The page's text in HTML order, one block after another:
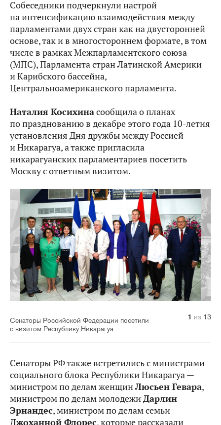
Собеседники подчеркнули настрой
на интенсификацию взаимодействия между
парламентами двух стран как на двусторонней
основе, так и в многостороннем формате, в том
числе в рамках Межпарламентского союза
(МПС), Парламента стран Латинской Америки
и Карибского бассейна,
Центральноамериканского парламента.
Наталия Косихинасообщила о планах
по празднованию в декабре этого года 10-летия
установления Дня дружбы между Россией
и Никарагуа, а также пригласила
никарагуанских парламентариев посетить
Москву с ответным визитом.
Сенаторы Российской Федерации посетили
с визитом Республику Никарагуа
1 из 13
2 из 13
3 из 13
4 из 13
5 из 13
6 из 13
7 из 13
8 из 13
9 из 13
10 из 13
11 из 13
12 из 13
13 из 13
Сенаторы РФ также встретились с министрами
социального блока Республики Никарагуа —
министром по делам женщинЛюсьен Гевара,
министром по делам молодежиДарлин
Эрнандес, министром по делам семьи
Джоханной Флорес, которые рассказали